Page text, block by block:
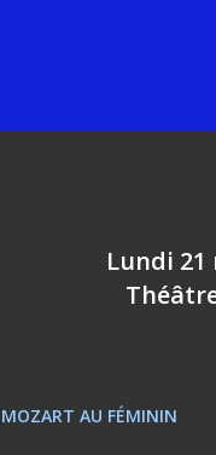
Lundi 21
MOZART AU FÉMININ